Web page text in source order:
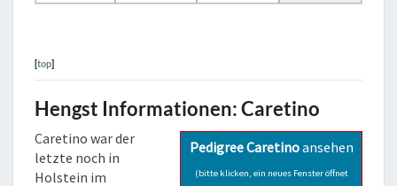
[top]
Hengst Informationen: Caretino
Pedigree Caretinoansehen
(bitte klicken, ein neues Fenster öffnet
Caretino war der
letzte noch in
Holstein im